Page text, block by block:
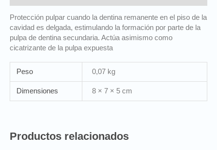
Protección pulpar cuando la dentina remanente en el piso de la
cavidad es delgada, estimulando la formación por parte de la
pulpa de dentina secundaria. Actúa asimismo como
cicatrizante de la pulpa expuesta
Peso 0,07 kg
Dimensiones 8 × 7 × 5 cm
Productos relacionados